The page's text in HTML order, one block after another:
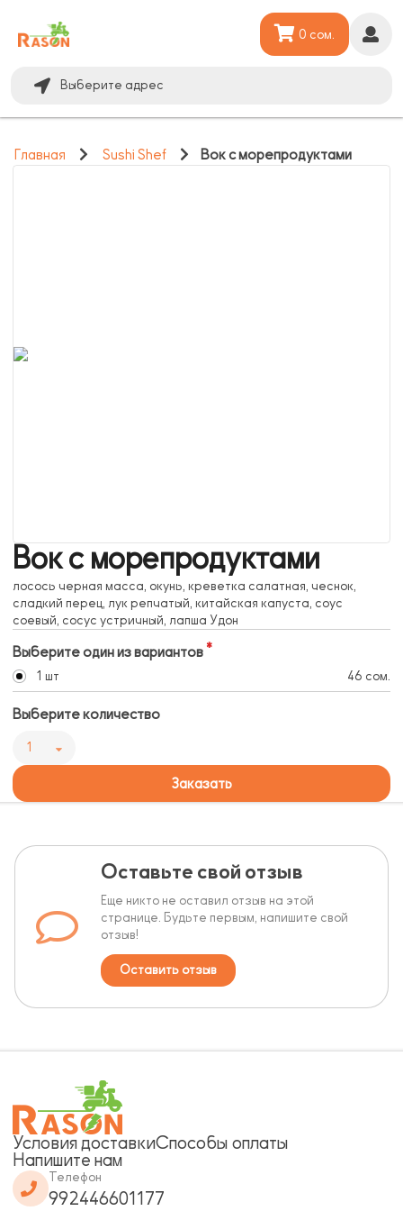
Выберите адрес
0 сом.
Главная Sushi Shef Вок с морепродуктами
Вок с морепродуктами
лосось черная масса, окунь, креветка салатная, чеснок,
сладкий перец, лук репчатый, китайская капуста, соус
соевый, сосус устричный, лапша Удон
Выберите один из вариантов
1 шт 46 сом.
Выберите количество
1
Заказать
Оставьте свой отзыв
Еще никто не оставил отзыв на этой
странице. Будьте первым, напишите свой
отзыв!
Оставить отзыв
Условия доставкиСпособы оплаты
Напишите нам
Телефон
992446601177